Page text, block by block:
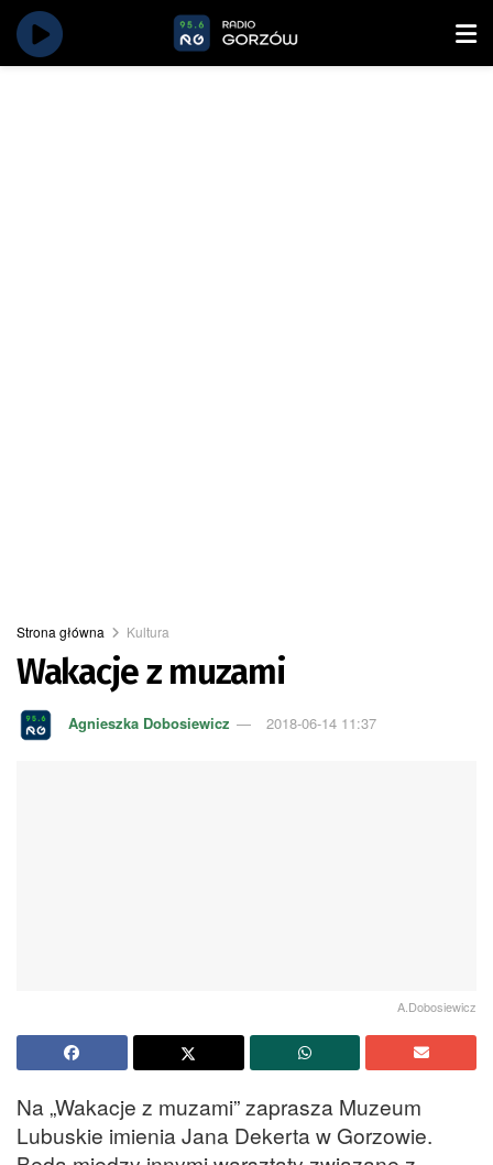
Strona główna Kultura
Wakacje z muzami
Agnieszka Dobosiewicz 2018-06-14 11:37
A.Dobosiewicz
Na „Wakacje z muzami” zaprasza Muzeum
Lubuskie imienia Jana Dekerta w Gorzowie.